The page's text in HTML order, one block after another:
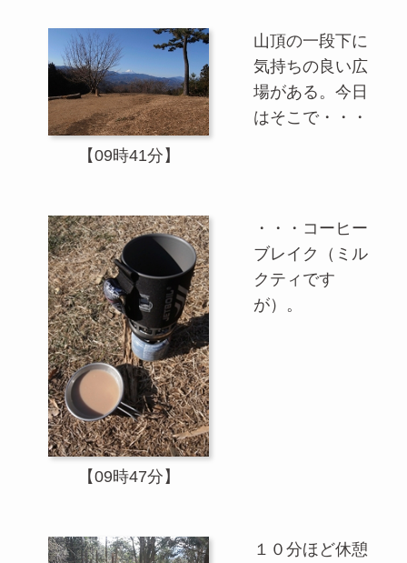
【09時41分】
山頂の一段下に
気持ちの良い広
場がある。今日
はそこで・・・
【09時47分】
・・・コーヒー
ブレイク（ミル
クティです
が）。
１０分ほど休憩